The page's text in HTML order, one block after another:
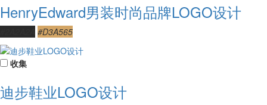
HenryEdward男装时尚品牌LOGO设计
#D3A565
收集
迪步鞋业LOGO设计